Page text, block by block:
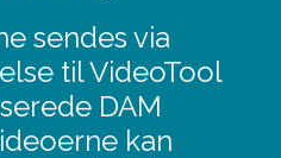
sendes via
til VideoTool
DAM
kan